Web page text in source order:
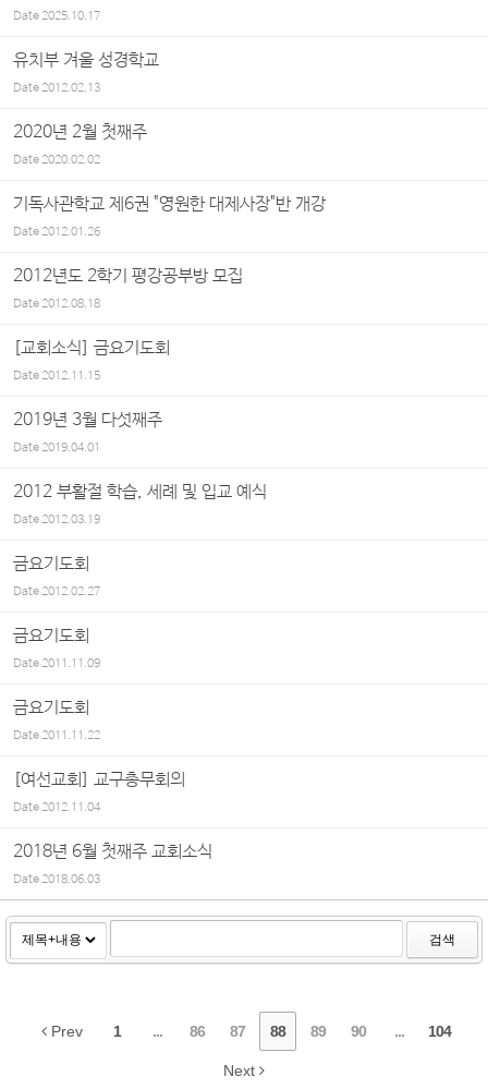
Date2025.10.17
유치부 겨울 성경학교
Date2012.02.13
2020년 2월 첫째주
Date2020.02.02
기독사관학교 제6권 "영원한 대제사장"반 개강
Date2012.01.26
2012년도 2학기 평강공부방 모집
Date2012.08.18
[교회소식] 금요기도회
Date2012.11.15
2019년 3월 다섯째주
Date2019.04.01
2012 부활절 학습, 세례 및 입교 예식
Date2012.03.19
금요기도회
Date2012.02.27
금요기도회
Date2011.11.09
금요기도회
Date2011.11.22
[여선교회] 교구총무회의
Date2012.11.04
2018년 6월 첫째주 교회소식
Date2018.06.03
검색
Prev 1 ... 86 87 88 89 90 ... 104
Next